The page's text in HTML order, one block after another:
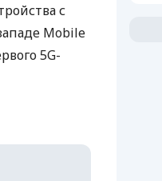
с
Mobile
5G-